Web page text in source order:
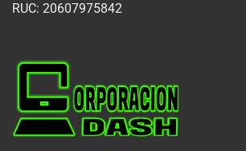
RUC: 20607975842